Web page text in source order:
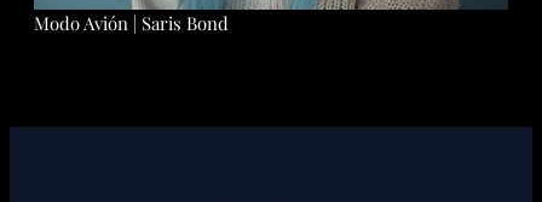
Modo Avión | Saris Bond